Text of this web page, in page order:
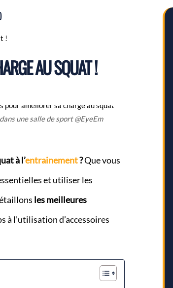
)
!
AU SQUAT !
une salle de sport @EyeEm
à l’entrainement?Que vous
et utiliser les
les meilleures
à l’utilisation d’accessoires